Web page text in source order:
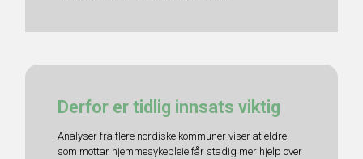
Derfor er tidlig innsats viktig
Analyser fra flere nordiske kommuner viser at eldre
som mottar hjemmesykepleie får stadig mer hjelp over